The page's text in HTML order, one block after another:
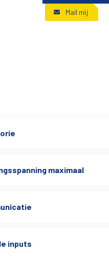
Mail mij
maximaal
inputs